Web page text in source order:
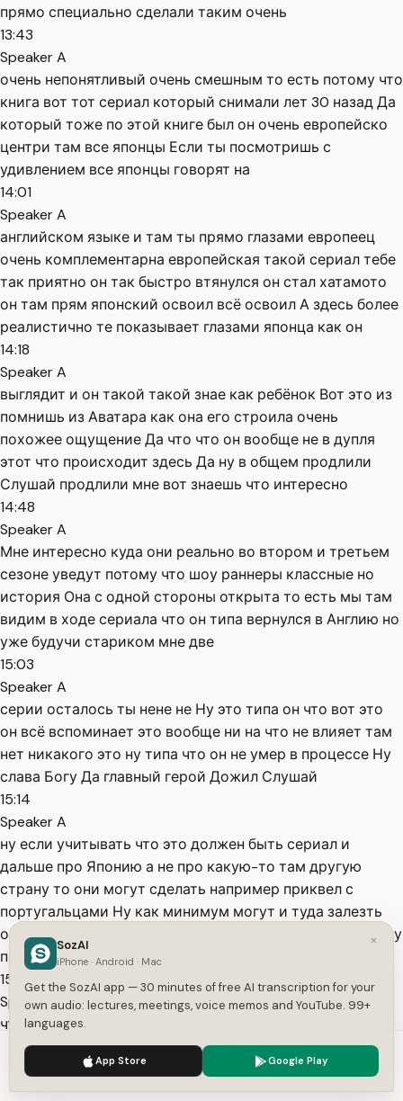
прямо специально сделали таким очень
13:43
Speaker A
очень непонятливый очень смешным то есть потому что
книга вот тот сериал который снимали лет 30 назад Да
который тоже по этой книге был он очень европейско
центри там все японцы Если ты посмотришь с
удивлением все японцы говорят на
14:01
Speaker A
английском языке и там ты прямо глазами европеец
очень комплементарна европейская такой сериал тебе
так приятно он так быстро втянулся он стал хатамото
он там прям японский освоил всё освоил А здесь более
реалистично те показывает глазами японца как он
14:18
Speaker A
выглядит и он такой такой знае как ребёнок Вот это из
помнишь из Аватара как она его строила очень
похожее ощущение Да что что он вообще не в дупля
этот что происходит здесь Да ну в общем продлили
Слушай продлили мне вот знаешь что интересно
14:48
Speaker A
Мне интересно куда они реально во втором и третьем
сезоне уведут потому что шоу раннеры классные но
история Она с одной стороны открыта то есть мы там
видим в ходе сериала что он типа вернулся в Англию но
уже будучи стариком мне две
15:03
Speaker A
серии осталось ты нене не Ну это типа он что вот это
он всё вспоминает это вообще ни на что не влияет там
нет никакого это ну типа что он не умер в процессе Ну
слава Богу Да главный герой Дожил Слушай
15:14
Speaker A
ну если учитывать что это должен быть сериал и
дальше про Японию а не про какую-то там другую
страну то они могут сделать например приквел с
португальцами Ну как минимум могут и туда залезть
они могут продолжить Приключения анжен Сана там ну
понятно
15:35
Speaker A
что уже будут новые какие-то персонажи Ну то есть я
бы посмотрел как католики Приплыли первый раз в
Японию и как они смогли японцев обратить в
католичество Ну типа это интересно это был бы прикл
We use cookies to enhance your experience.
×
SozAI
iPhone · Android · Mac
Get the SozAI app — 30 minutes of free AI transcription for your
own audio: lectures, meetings, voice memos and YouTube. 99+
languages.
App Store Google Play